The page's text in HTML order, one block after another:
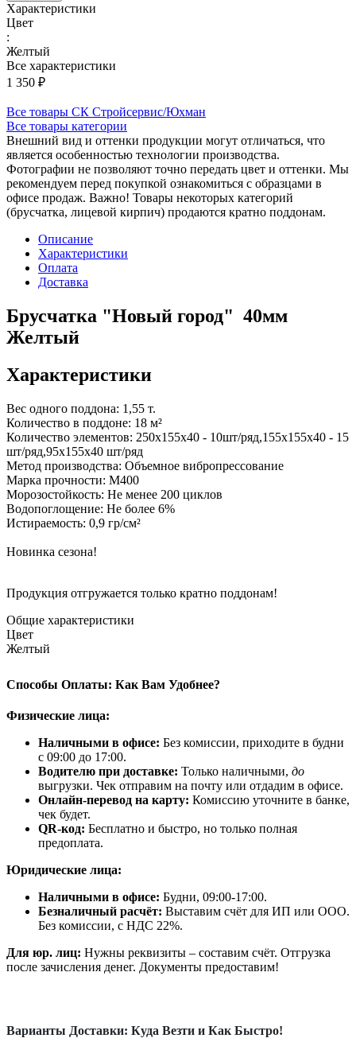
Характеристики
Цвет
:
Желтый
Все характеристики
1 350 ₽
Все товары СК Стройсервис/Юхман
Все товары категории
Внешний вид и оттенки продукции могут отличаться, что
является особенностью технологии производства.
Фотографии не позволяют точно передать цвет и оттенки. Мы
рекомендуем перед покупкой ознакомиться с образцами в
офисе продаж. Важно! Товары некоторых категорий
(брусчатка, лицевой кирпич) продаются кратно поддонам.
Описание
Характеристики
Оплата
Доставка
Брусчатка "Новый город" 40мм
Желтый
Характеристики
Вес одного поддона: 1,55 т.
Количество в поддоне: 18 м²
Количество элементов: 250х155х40 - 10шт/ряд,155х155х40 - 15
шт/ряд,95х155х40 шт/ряд
Метод производства: Объемное вибропрессование
Марка прочности: М400
Морозостойкость: Не менее 200 циклов
Водопоглощение: Не более 6%
Истираемость: 0,9 гр/см²
Новинка сезона!
Продукция отгружается только кратно поддонам!
Общие характеристики
Цвет
Желтый
Способы Оплаты: Как Вам Удобнее?
Физические лица:
Наличными в офисе: Без комиссии, приходите в будни
с 09:00 до 17:00.
Водителю при доставке: Только наличными, до
выгрузки. Чек отправим на почту или отдадим в офисе.
Онлайн-перевод на карту: Комиссию уточните в банке,
чек будет.
QR-код: Бесплатно и быстро, но только полная
предоплата.
Юридические лица:
Наличными в офисе: Будни, 09:00-17:00.
Безналичный расчёт: Выставим счёт для ИП или ООО.
Без комиссии, с НДС 22%.
Для юр. лиц: Нужны реквизиты – составим счёт. Отгрузка
после зачисления денег. Документы предоставим!
Варианты Доставки: Куда Везти и Как Быстро!